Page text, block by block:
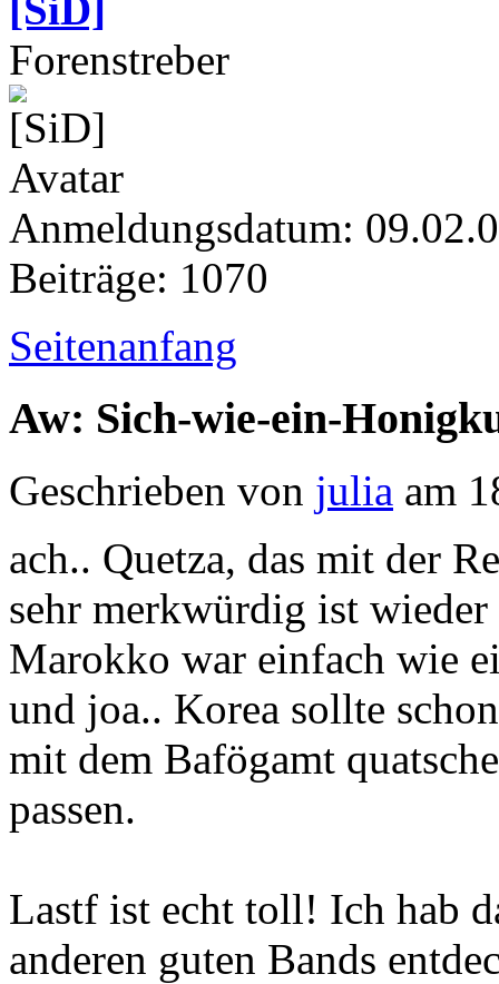
[SiD]
Forenstreber
Anmeldungsdatum:
Beiträge: 1070
Seitenanfang
Aw: Sich-wie-ein-
Geschrieben von julia am
ach.. Quetza, das mit der
sehr merkwürdig ist
Marokko war einfach wie
und joa.. Korea sollte
mit dem Bafögamt
passen.
Lastf ist echt toll! Ich hab
anderen guten Bands